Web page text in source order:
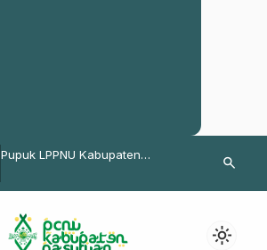
Pupuk LPPNU Kabupaten
Hasil Panen
ISNUsearch
light_mode